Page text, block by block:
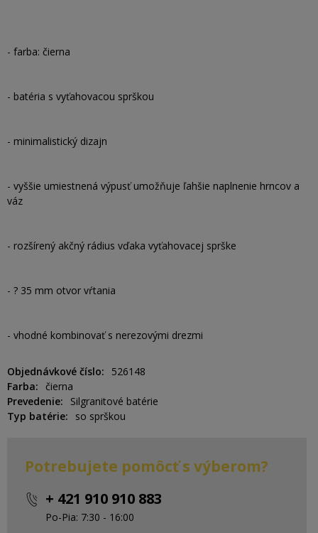
- farba: čierna
- batéria s vyťahovacou sprškou
- minimalistický dizajn
- vyššie umiestnená výpusť umožňuje ľahšie naplnenie hrncov a
váz
- rozšírený akčný rádius vďaka vyťahovacej sprške
- ? 35 mm otvor vŕtania
- vhodné kombinovať s nerezovými drezmi
Objednávkové číslo
526148
Farba
čierna
Prevedenie
Silgranitové batérie
Typ batérie
so sprškou
Potrebujete pomôcť s výberom?
+ 421 910 910 883
Po-Pia: 7:30 - 16:00